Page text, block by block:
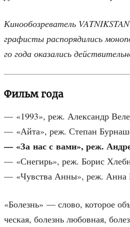
Кино­обо­зре­ва­тель
гра­фи­сты рас­по­ря­ди­лись
го года ока­за­лись
Фильм года
— «1993», реж. Алек­сандр
— «Айта», реж. Сте­пан
— «За нас с вами», реж.
— «Сне­гирь», реж. Борис
— «Чув­ства Анны», реж. Анна
«Болезнь» — сло­во, кото­рое
че­ская, болезнь любов­ная,